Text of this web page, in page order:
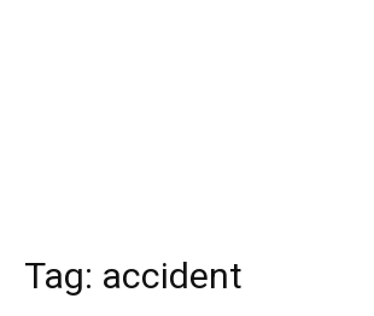
Tag: accident